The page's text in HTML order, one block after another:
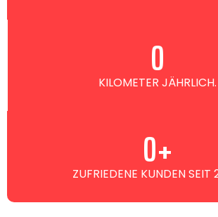
KILOMETER JÄHRLICH.
0
ZUFRIEDENE KUNDEN SEIT
0+